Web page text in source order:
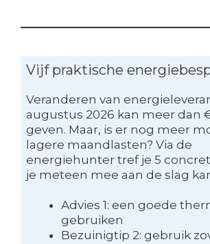
Vijf praktische
Veranderen van
augustus 2026 kan meer dan
geven. Maar, is er nog meer
lagere maandlasten? Via de
energiehunter tref je 5
je meteen mee aan de slag
Advies 1: een goede
gebruiken
Bezuinigtip 2: gebruik